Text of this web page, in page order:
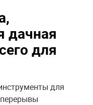
дачная
для
для